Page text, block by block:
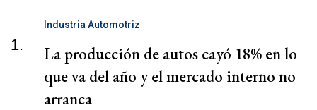
1.
Industria Automotriz
La producción de autos cayó 18% en lo
que va del año y el mercado interno no
arranca